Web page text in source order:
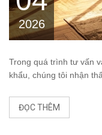
2026
Trong quá trình tư vấn
khẩu, chúng tôi nhận
ĐỌC THÊM